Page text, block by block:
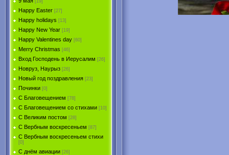
[19]
Happy Easter [27]
Happy holidays [13]
Happy New Year [19]
Happy Valentines day [60]
Merry Christmas [46]
Вход Господень в Иерусалим [26]
Новруз, Наурыз [26]
Новый год поздравления [23]
Починки [0]
С Благовещением [78]
С Благовещением со стихами [10]
С Великим постом [28]
С Вербным воскресеньем [87]
С Вербным воскресеньем стихи
[0]
С днём авиации [26]